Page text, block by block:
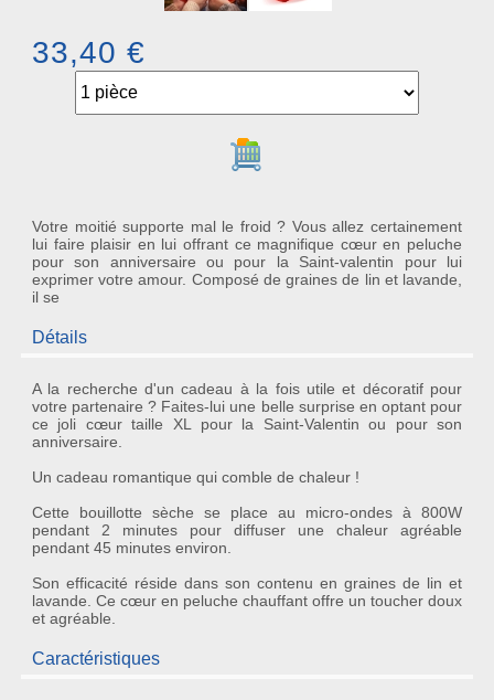
33,40 €
Ajouter au panier
Votre moitié supporte mal le froid ? Vous allez certainement
lui faire plaisir en lui offrant ce magnifique cœur en peluche
pour son anniversaire ou pour la Saint-valentin pour lui
exprimer votre amour. Composé de graines de lin et lavande,
il se
Détails
A la recherche d'un cadeau à la fois utile et décoratif pour
votre partenaire ? Faites-lui une belle surprise en optant pour
ce joli cœurtaille XL pour la Saint-Valentin ou pour son
anniversaire.
Un cadeau romantique qui comble de chaleur !
Cette bouillotte sèche se place au micro-ondes à 800W
pendant 2 minutes pour diffuser une chaleur agréable
pendant 45 minutes environ.
Son efficacité réside dans son contenu en graines de lin et
lavande. Ce cœur en peluche chauffant offre un toucher doux
et agréable.
Caractéristiques